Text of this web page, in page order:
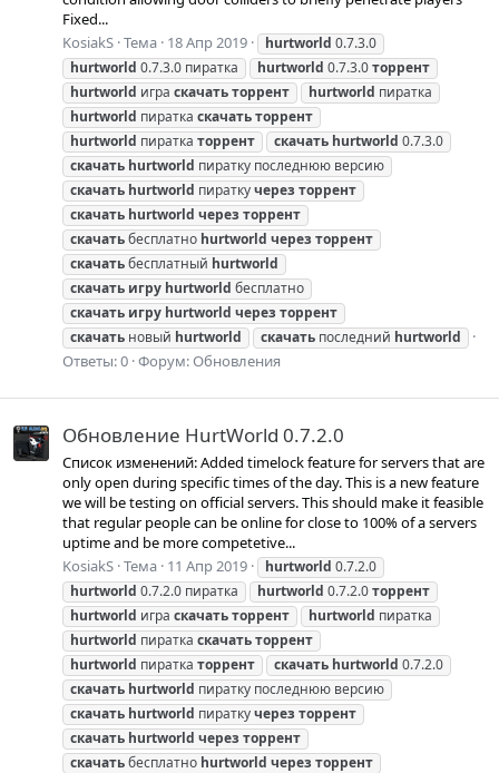
Fixed...
KosiakS Тема 18 Апр 2019 hurtworld 0.7.3.0
hurtworld 0.7.3.0 пиратка hurtworld 0.7.3.0торрент
hurtworld игра скачатьторрент hurtworld пиратка
hurtworld пиратка скачатьторрент
hurtworld пиратка торрент скачать hurtworld 0.7.3.0
скачать hurtworld пиратку последнюю версию
скачать hurtworld пираткучерез торрент
скачать hurtworld через торрент
скачатьбесплатно hurtworld через торрент
скачатьбесплатный hurtworld
скачать игру hurtworld бесплатно
скачать игру hurtworld через торрент
скачать новый hurtworld скачать последний hurtworld
Ответы: 0 Форум:Обновления
Обновление HurtWorld 0.7.2.0
Список изменений: Added timelock feature for servers that are
only open during specific times of the day. This is a new feature
we will be testing on official servers. This should make it feasible
that regular people can be online for close to 100% of a servers
uptime and be more competetive...
KosiakS Тема 11 Апр 2019 hurtworld 0.7.2.0
hurtworld 0.7.2.0 пиратка hurtworld 0.7.2.0торрент
hurtworld игра скачатьторрент hurtworld пиратка
hurtworld пиратка скачатьторрент
hurtworld пиратка торрент скачать hurtworld 0.7.2.0
скачать hurtworld пиратку последнюю версию
скачать hurtworld пираткучерез торрент
скачать hurtworld через торрент
скачатьбесплатно hurtworld через торрент